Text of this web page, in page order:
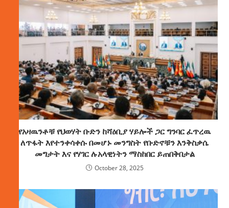
የአዛዉንቶቹ የህወሃት ቡድን ከሻዕቢያ ሃይሎች ጋር ግንባር ፈጥረዉ
ለጥፋት እየተንቀሳቀሱ በመሆኑ መንግስት የቡድኖቹን እንቅስቃሴ
መግታት እና የሃገር ሉአላዊነትን ማስከበር ይጠበቅበታል
October 28, 2025